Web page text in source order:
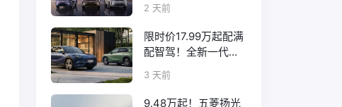
2 天前
限时价17.99万起配满
配智驾！全新一代天
工08正式上市
3 天前
9.48万起！五菱扬光